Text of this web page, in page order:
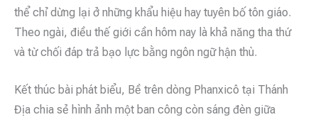
thể chỉ dừng lại ở những khẩu hiệu hay tuyên bố tôn giáo.
Theo ngài, điều thế giới cần hôm nay là khả năng tha thứ
và từ chối đáp trả bạo lực bằng ngôn ngữ hận thù.
Kết thúc bài phát biểu, Bề trên dòng Phanxicô tại Thánh
Địa chia sẻ hình ảnh một ban công còn sáng đèn giữa